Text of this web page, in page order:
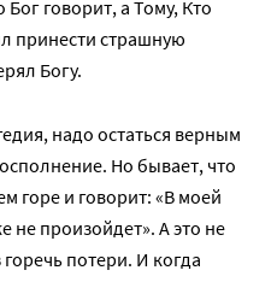
Бог говорит, а Тому, Кто
принести страшную
Богу.
надо остаться верным
Но бывает, что
горе и говорит: «В моей
не произойдет». А это не
потери. И когда